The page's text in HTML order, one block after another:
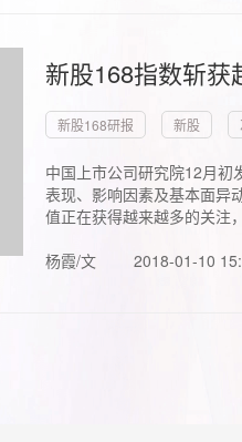
新股168指数斩
新股168研报 新股
中国上市公司研究院12月初
表现、影响因素及基本面异
值正在获得越来越多的关注
杨霞/文
2018-01-10